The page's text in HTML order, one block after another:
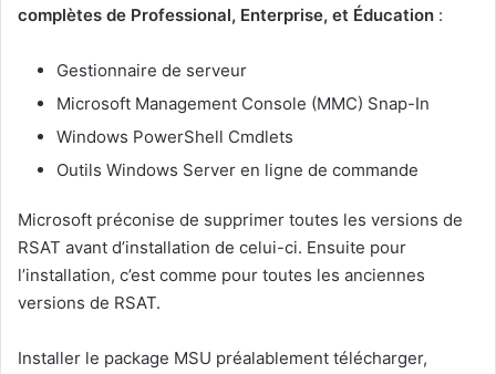
complètes de Professional, Enterprise, et Éducation :
Gestionnaire de serveur
Microsoft Management Console (MMC) Snap-In
Windows PowerShell Cmdlets
Outils Windows Server en ligne de commande
Microsoft préconise de supprimer toutes les versions de
RSAT avant d’installation de celui-ci. Ensuite pour
l’installation, c’est comme pour toutes les anciennes
versions de RSAT.
Installer le package MSU préalablement télécharger,